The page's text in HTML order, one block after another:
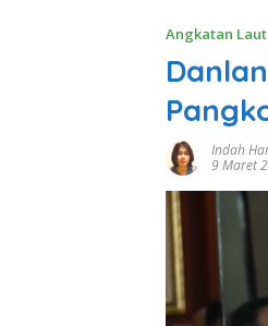
Angkatan Laut
Indah
9 Maret